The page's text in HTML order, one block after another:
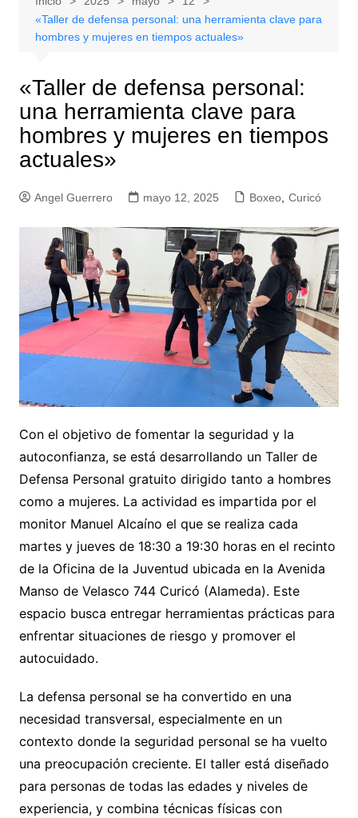
«Taller de defensa personal: una herramienta clave para
hombres y mujeres en tiempos actuales»
«Taller de defensa personal:
una herramienta clave para
hombres y mujeres en tiempos
actuales»
Angel Guerrero mayo 12, 2025 Boxeo, Curicó
Con el objetivo de fomentar la seguridad y la
autoconfianza, se está desarrollando un Taller de
Defensa Personal gratuito dirigido tanto a hombres
como a mujeres. La actividad es impartida por el
monitor Manuel Alcaíno el que se realiza cada
martes y jueves de 18:30 a 19:30 horas en el recinto
de la Oficina de la Juventud ubicada en la Avenida
Manso de Velasco 744 Curicó (Alameda). Este
espacio busca entregar herramientas prácticas para
enfrentar situaciones de riesgo y promover el
autocuidado.
La defensa personal se ha convertido en una
necesidad transversal, especialmente en un
contexto donde la seguridad personal se ha vuelto
una preocupación creciente. El taller está diseñado
para personas de todas las edades y niveles de
experiencia, y combina técnicas físicas con